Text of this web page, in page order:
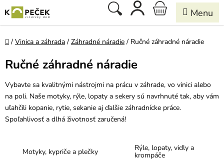
na
obsah
Hľadať
NÁKUPNÝ
KOŠÍK
Domov
/ Vinica a záhrada / Záhradné náradie / Ručné záhradné náradie
Ručné záhradné náradie
Vybavte sa kvalitnými nástrojmi na prácu v záhrade, vo vinici alebo
na poli. Naše motyky, rýle, lopaty a sekery sú navrhnuté tak, aby vám
uľahčili kopanie, rytie, sekanie aj ďalšie záhradnícke práce.
Spoľahlivosť a dlhá životnosť zaručená!
Motyky, kypriče a plečky Rýle, lopaty, vidly a
krompáče